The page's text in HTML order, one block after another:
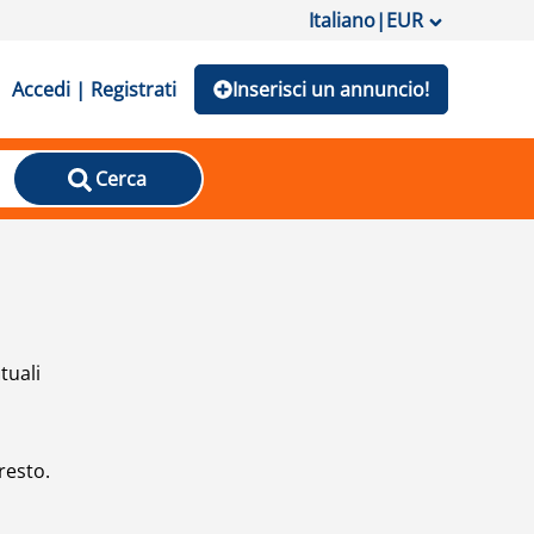
Italiano|EUR
Accedi | Registrati Inserisci un annuncio!
Cerca